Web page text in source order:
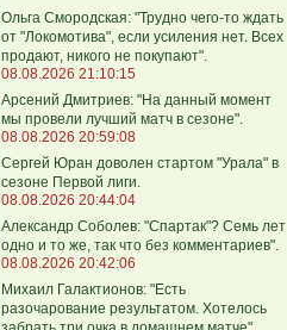
Ольга Смородская: "Трудно чего‑то ждать
от "Локомотива", если усиления нет. Всех
продают, никого не покупают".
08.08.2026 21:10:15
Арсений Дмитриев: "На данный момент
мы провели лучший матч в сезоне".
08.08.2026 20:59:08
Сергей Юран доволен стартом "Урала" в
сезоне Первой лиги.
08.08.2026 20:44:04
Александр Соболев: "Спартак"? Семь лет
одно и то же, так что без комментариев".
08.08.2026 20:42:06
Михаил Галактионов: "Есть
разочарование результатом. Хотелось